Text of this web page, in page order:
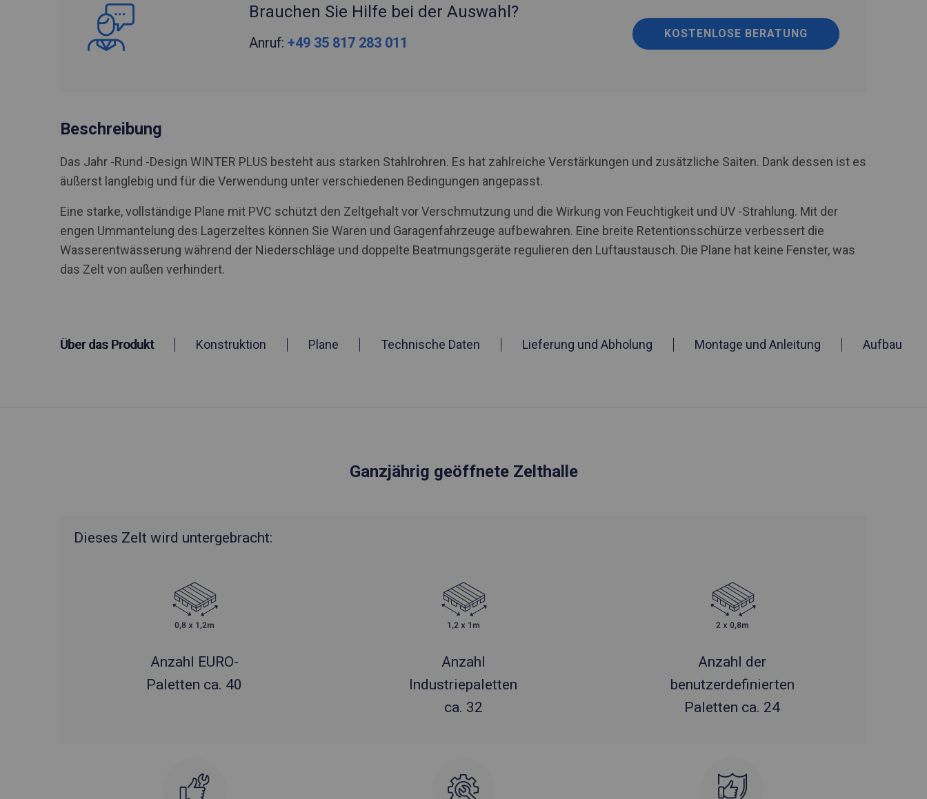
Brauchen Sie Hilfe bei der Auswahl?
Anruf: +49 35 817 283 011
KOSTENLOSE BERATUNG
Beschreibung
Das Jahr -Rund -Design WINTER PLUS besteht aus starken Stahlrohren. Es hat zahlreiche Verstärkungen und zusätzliche Saiten. Dank dessen ist es
äußerst langlebig und für die Verwendung unter verschiedenen Bedingungen angepasst.
Eine starke, vollständige Plane mit PVC schützt den Zeltgehalt vor Verschmutzung und die Wirkung von Feuchtigkeit und UV -Strahlung. Mit der
engen Ummantelung des Lagerzeltes können Sie Waren und Garagenfahrzeuge aufbewahren. Eine breite Retentionsschürze verbessert die
Wasserentwässerung während der Niederschläge und doppelte Beatmungsgeräte regulieren den Luftaustausch. Die Plane hat keine Fenster, was
das Zelt von außen verhindert.
Über das Produkt Konstruktion Plane Technische Daten Lieferung und Abholung Montage und Anleitung Aufbau
Ganzjährig geöffnete Zelthalle
Dieses Zelt wird untergebracht:
Anzahl EURO-
Paletten ca. 40
Anzahl
Industriepaletten
ca. 32
Anzahl der
benutzerdefinierten
Paletten ca. 24